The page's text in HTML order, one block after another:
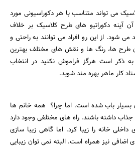
می تواند متناسب با هر دکوراسیونی مورد
آن آینه دکوراتیو های طرح کلاسیک بر خلاف
شود. از این رو افراد می توانند به راحتی و
طرح ها، رنگ ها و نقش های مختلف بهترین
به ذکر است هرگز فراموش نکنید در انتخاب
کار ماهر بهره مند شوید.
بسیار باب شده است. اما چرا؟ همه خانم ها
داشته باشند. راه های مختلفی وجود دارد
خانه را زیبا کرد. اما گاهی زیبا سازی
نیز همراه است. البته نمی توان زیبایی